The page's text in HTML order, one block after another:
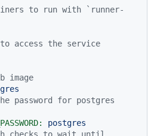
to run with `runner-
access the service
image
password for postgres
postgres
checks to wait until